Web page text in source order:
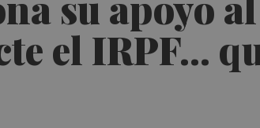
el IRPF...